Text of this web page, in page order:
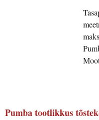
Pumba tootlikkus